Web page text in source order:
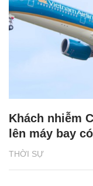
THỜI SỰ
Khách nhiễm
lên máy bay